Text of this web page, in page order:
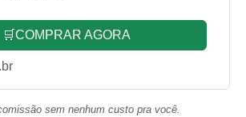
🛒COMPRAR AGORA
sem nenhum custo pra você.